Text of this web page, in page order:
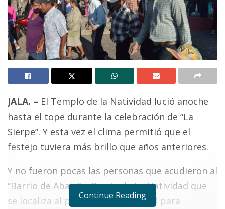
JALA. – El Templo de la Natividad lució anoche
hasta el tope durante la celebración de “La
Sierpe”. Y esta vez el clima permitió que el
festejo tuviera más brillo que años anteriores.
Y no fueron pocas las personas que acudieron al
“Barrio de Abajo” o Barrio de La Natividad que
se localiza al poniente de la ciudad para
Continue Reading